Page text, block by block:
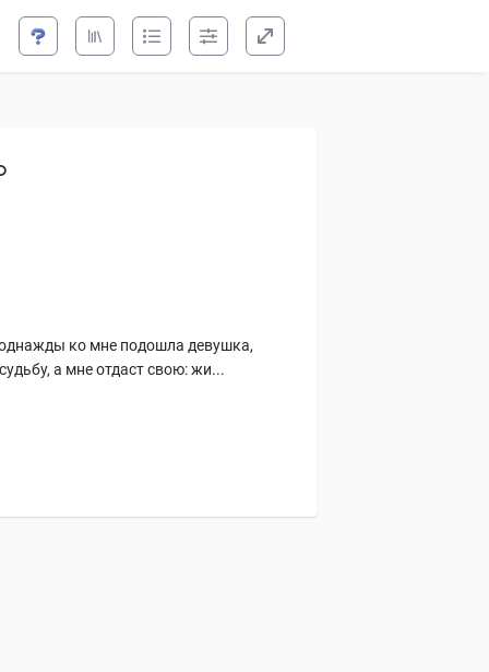
ко мне подошла девушка,
а мне отдаст свою: жи...